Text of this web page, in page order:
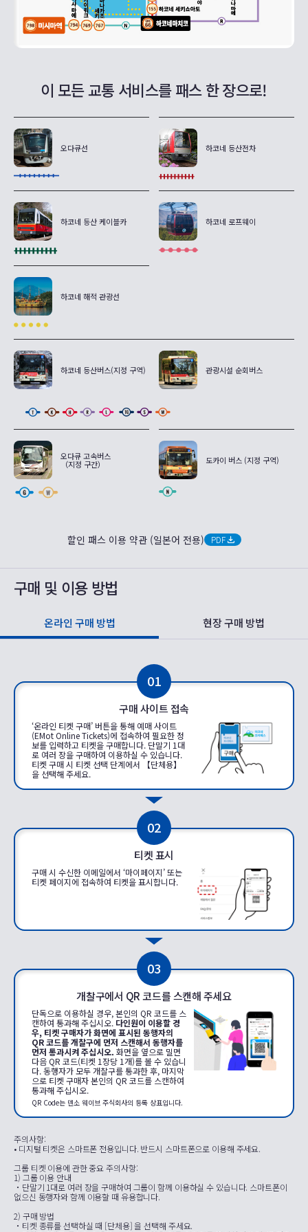
이 모든 교통 서비스를 패스 한 장으로!
오다큐선 하코네 등산전차
하코네 등산 케이블카 하코네 로프웨이
하코네 해적 관광선
하코네 등산버스(지정 구역) 관광시설 순회버스
오다큐 고속버스
（지정 구간） 도카이 버스 (지정 구역)
할인 패스 이용 약관 (일본어 전용) PDF
구매 및 이용 방법
온라인 구매 방법 현장 구매 방법
01
구매 사이트 접속
‘온라인 티켓 구매’ 버튼을 통해 예매 사이트
(EMot Online Tickets)에 접속하여 필요한 정
보를 입력하고 티켓을 구매합니다. 단말기 1대
로 여러 장을 구매하여 이용하실 수 있습니다.
티켓 구매 시 티켓 선택 단계에서 【단체용】
을 선택해 주세요.
02
티켓 표시
구매 시 수신한 이메일에서 ‘마이페이지’ 또는
티켓 페이지에 접속하여 티켓을 표시합니다.
03
개찰구에서 QR 코드를 스캔해 주세요
단독으로 이용하실 경우, 본인의 QR 코드를 스
캔하여 통과해 주십시오. 다인원이 이용할 경
우, 티켓 구매자가 화면에 표시된 동행자의
QR 코드를 개찰구에 먼저 스캔해서 동행자를
먼저 통과시켜 주십시오. 화면을 옆으로 밀면
다음 QR 코드(티켓 1장당 1개)를 볼 수 있습니
다. 동행자가 모두 개찰구를 통과한 후, 마지막
으로 티켓 구매자 본인의 QR 코드를 스캔하여
통과해 주십시오.
QR Code는 덴소 웨이브 주식회사의 등록 상표입니다.
주의사항:
• 디지털 티켓은 스마트폰 전용입니다. 반드시 스마트폰으로 이용해 주세요.
그룹 티켓 이용에 관한 중요 주의사항:
1) 그룹 이용 안내
・단말기 1대로 여러 장을 구매하여 그룹이 함께 이용하실 수 있습니다. 스마트폰이
없으신 동행자와 함께 이용할 때 유용합니다.
2) 구매 방법
・티켓 종류를 선택하실 때 [단체용] 을 선택해 주세요.